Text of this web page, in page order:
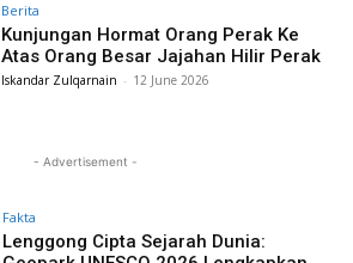
Berita
Kunjungan Hormat Orang Perak Ke
Atas Orang Besar Jajahan Hilir Perak
Iskandar Zulqarnain - 12 June 2026
- Advertisement -
Fakta
Lenggong Cipta Sejarah Dunia: